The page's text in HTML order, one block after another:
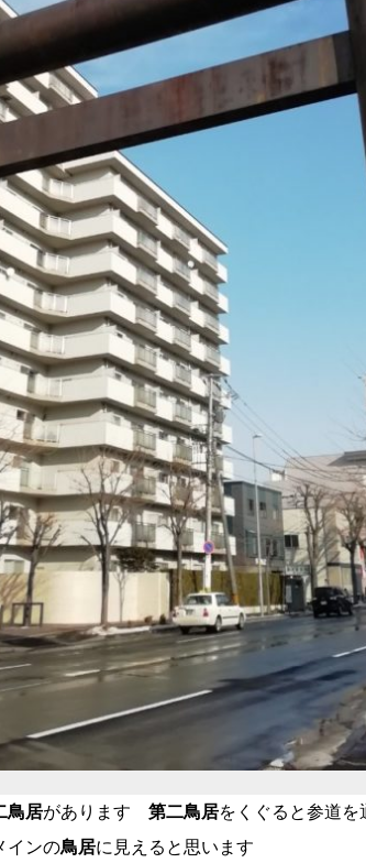
鳥居があります 第二鳥居をくぐると参道を
インの鳥居に見えると思います